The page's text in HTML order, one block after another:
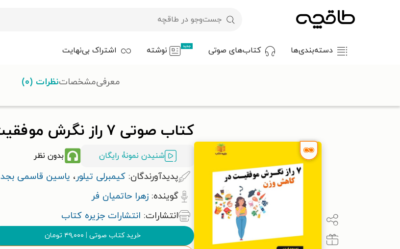
دسته‌بندی‌ها کتاب‌های صوتی جدید نوشته اشتراک بی‌نهایت
کتاب صوتی ۷ راز نگرش موفقیت در کاهش وزن (خلاصه کتاب)
شنیدن نمونۀ رایگان بدون نظر
پدیدآورندگان: کیمبرلی تیلور، یاسین قاسمی بجد
گوینده: زهرا حاتمیان فر
انتشارات: انتشارات جزیره کتاب
خرید کتاب صوتی | ۴۹,۰۰۰ تومان
معرفیمشخصاتنظرات (۰)